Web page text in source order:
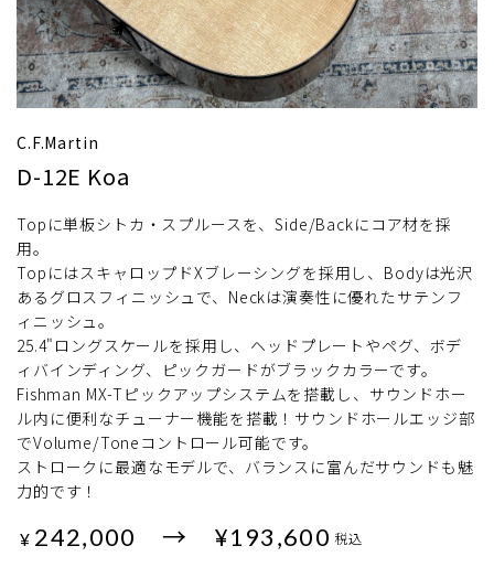
C.F.Martin
D-12E Koa
Topに単板シトカ・スプルースを、Side/Backにコア材を採
用。
TopにはスキャロップドXブレーシングを採用し、Bodyは光沢
あるグロスフィニッシュで、Neckは演奏性に優れたサテンフ
ィニッシュ。
25.4"ロングスケールを採用し、ヘッドプレートやペグ、ボデ
ィバインディング、ピックガードがブラックカラーです。
Fishman MX-Tピックアップシステムを搭載し、サウンドホー
ル内に便利なチューナー機能を搭載！サウンドホールエッジ部
でVolume/Toneコントロール可能です。
ストロークに最適なモデルで、バランスに富んだサウンドも魅
力的です！
¥ 242,000 → ¥193,600 税込